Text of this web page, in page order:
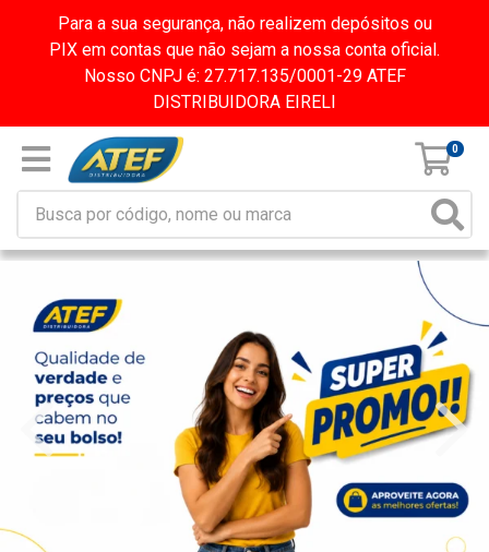
Para a sua segurança, não realizem depósitos ou
PIX em contas que não sejam a nossa conta oficial.
Nosso CNPJ é: 27.717.135/0001-29 ATEF
DISTRIBUIDORA EIRELI
0